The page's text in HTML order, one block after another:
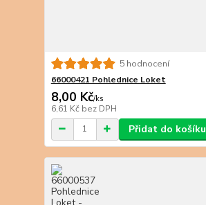
5 hodnocení
66000421 Pohlednice Loket
8,00 Kč/ks
6,61 Kč bez DPH
Přidat do košíku